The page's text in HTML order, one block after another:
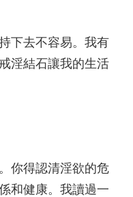
下去不容易。我有
淫結石讓我的生活
你得認清淫欲的危
和健康。我讀過一